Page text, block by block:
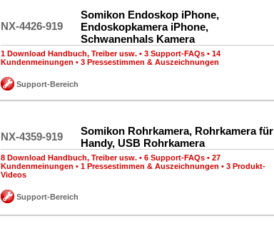
NX-4426-919
Somikon Endoskop iPhone,
Endoskopkamera iPhone,
Schwanenhals Kamera
1 Download Handbuch, Treiber usw. • 3 Support-FAQs • 14
Kundenmeinungen • 3 Pressestimmen & Auszeichnungen
Support-Bereich
NX-4359-919
Somikon Rohrkamera, Rohrkamera für
Handy, USB Rohrkamera
8 Download Handbuch, Treiber usw. • 6 Support-FAQs • 27
Kundenmeinungen • 1 Pressestimmen & Auszeichnungen • 3 Produkt-
Videos
Support-Bereich